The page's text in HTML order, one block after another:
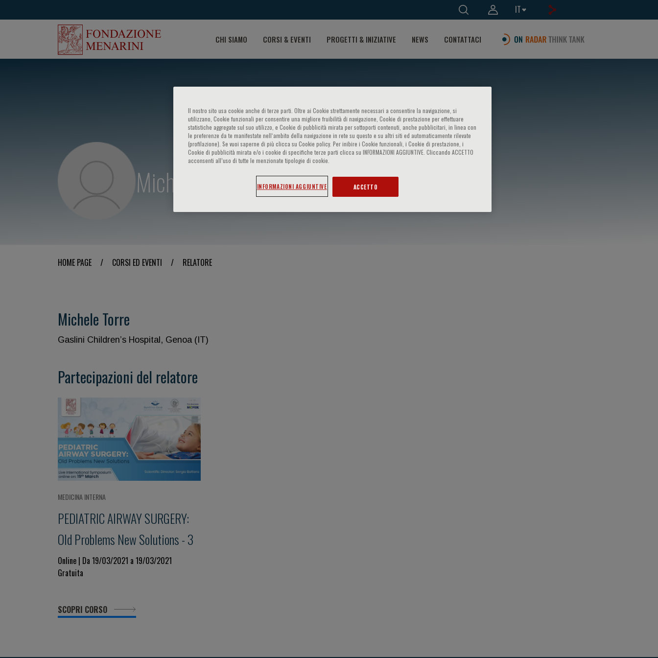
IT
CHI SIAMO CORSI & EVENTI PROGETTI & INIZIATIVE NEWS CONTATTACI
Michele Torre
HOME PAGE / CORSI ED EVENTI / RELATORE
Michele Torre
Gaslini Children’s Hospital, Genoa (IT)
Partecipazioni del relatore
MEDICINA INTERNA
PEDIATRIC AIRWAY SURGERY:
Old Problems New Solutions - 3
Online | Da 19/03/2021 a 19/03/2021
Gratuita
SCOPRI CORSO
Il nostro sito usa cookie anche di terze parti. Oltre ai Cookie strettamente necessari a consentire la navigazione, si
utilizzano, Cookie funzionali per consentire una migliore fruibilità di navigazione, Cookie di prestazione per effettuare
statistiche aggregate sul suo utilizzo, e Cookie di pubblicità mirata per sottoporti contenuti, anche pubblicitari, in linea con
le preferenze da te manifestate nell‘ambito della navigazione in rete su questo e su altri siti ed automaticamente rilevate
(profilazione). Se vuoi saperne di più clicca su Cookie policy. Per inibire i Cookie funzionali, i Cookie di prestazione, i
Cookie di pubblicità mirata e/o i cookie di specifiche terze parti clicca su INFORMAZIONI AGGIUNTIVE. Cliccando ACCETTO
acconsenti all’uso di tutte le menzionate tipologie di cookie.
INFORMAZIONI AGGIUNTIVE ACCETTO